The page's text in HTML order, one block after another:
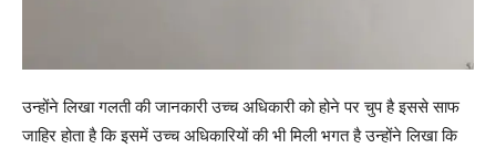
उन्होंने लिखा गलती की जानकारी उच्च अधिकारी को होने पर चुप है इससे साफ
जाहिर होता है कि इसमें उच्च अधिकारियों की भी मिली भगत है उन्होंने लिखा कि